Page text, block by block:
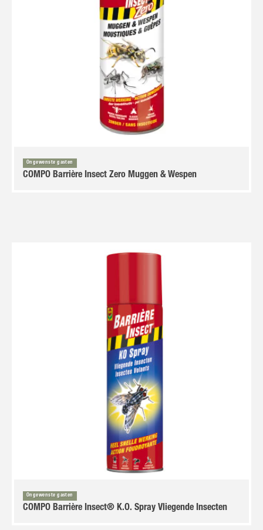
Ongewenste gasten
COMPO Barrière Insect Zero Muggen & Wespen
Ongewenste gasten
COMPO Barrière Insect® K.O. Spray Vliegende Insecten